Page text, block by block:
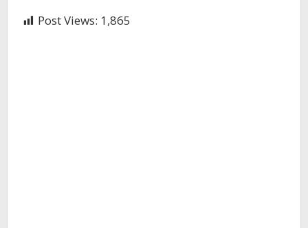
Post Views: 1,865